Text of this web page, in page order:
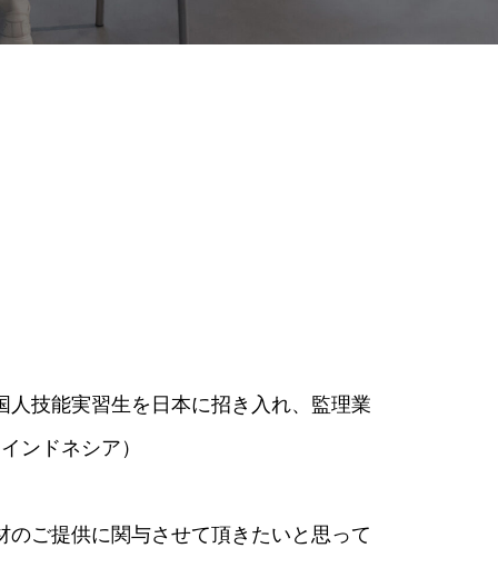
技能実習生を日本に招き入れ、監理業
ンドネシア）
ご提供に関与させて頂きたいと思って